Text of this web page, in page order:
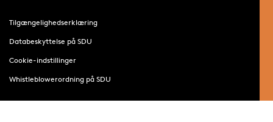
Tilgængelighedserklæring
Databeskyttelse på SDU
Cookie-indstillinger
Whistleblowerordning på SDU